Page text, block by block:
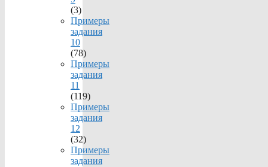
(3)
Примеры
задания
10
(78)
Примеры
задания
11
(119)
Примеры
задания
12
(32)
Примеры
задания